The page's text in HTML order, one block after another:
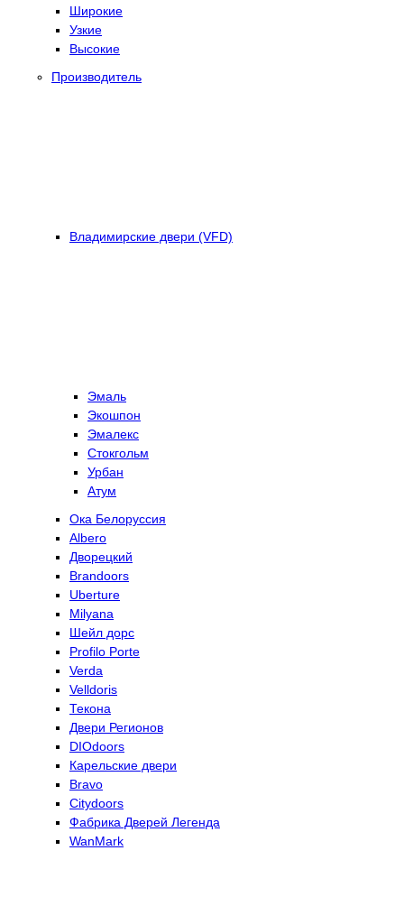
Широкие
Узкие
Высокие
Производитель
Владимирские двери (VFD)
Эмаль
Экошпон
Эмалекс
Стокгольм
Урбан
Атум
Ока Белоруссия
Albero
Дворецкий
Brandoors
Uberture
Milyana
Шейл дорс
Profilo Porte
Verda
Velldoris
Текона
Двери Регионов
DIOdoors
Карельские двери
Bravo
Citydoors
Фабрика Дверей Легенда
WanMark